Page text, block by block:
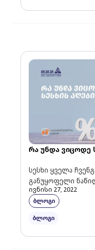
რა უნდა ვიცოდე
სესხი ყველა
განუყოფელი
ბინის რემონტი,
იმისთვის, რომ
ივნისი 27, 2022
ბლოგი
ბლოგი